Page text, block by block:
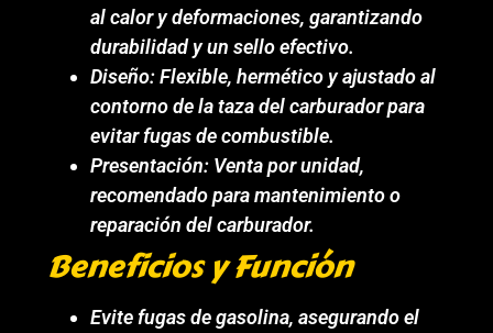
al calor y deformaciones, garantizando
durabilidad y un sello efectivo.
Diseño: Flexible, hermético y ajustado al
contorno de la taza del carburador para
evitar fugas de combustible.
Presentación: Venta por unidad,
recomendado para mantenimiento o
reparación del carburador.
Beneficios y Función
Evite fugas de gasolina, asegurando el